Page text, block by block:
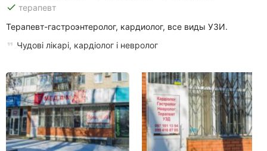
done терапевт
Терапевт-гастроэнтеролог, кардиолог, все виды УЗИ.
Чудові лікарі, кардіолог і невролог